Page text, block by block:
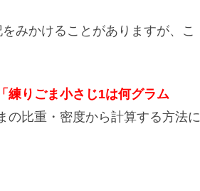
みかけることがありますが、こ
練りごま小さじ1は何グラム
の比重・密度から計算する方法に